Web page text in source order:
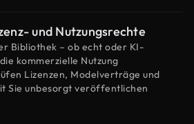
und Nutzungsrechte
Bibliothek – ob echt oder KI-
kommerzielle Nutzung
Lizenzen, Modelverträge und
Sie unbesorgt veröffentlichen